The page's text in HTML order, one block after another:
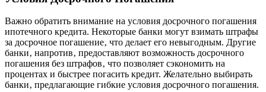
Важно обратить внимание на условия досрочного погашения
ипотечного кредита. Некоторые банки могут взимать штрафы
за досрочное погашение‚ что делает его невыгодным. Другие
банки‚ напротив‚ предоставляют возможность досрочного
погашения без штрафов‚ что позволяет сэкономить на
процентах и быстрее погасить кредит. Желательно выбирать
банки‚ предлагающие гибкие условия досрочного погашения.